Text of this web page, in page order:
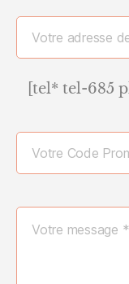
[tel* tel-685